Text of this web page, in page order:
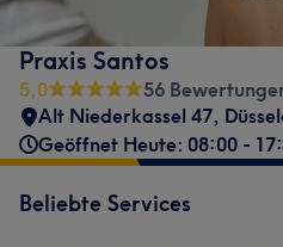
Praxis Santos
5,0
56
Alt Niederkassel 47,
Geöffnet Heute: 08:00 -
Beliebte Services